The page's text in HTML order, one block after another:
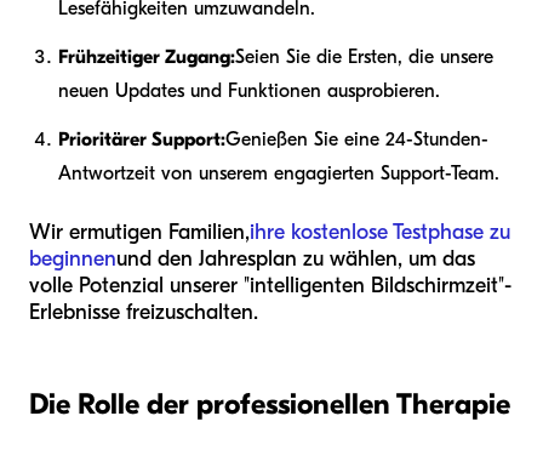
Lesefähigkeiten umzuwandeln.
Frühzeitiger Zugang:Seien Sie die Ersten, die unsere
neuen Updates und Funktionen ausprobieren.
Prioritärer Support:Genießen Sie eine 24-Stunden-
Antwortzeit von unserem engagierten Support-Team.
Wir ermutigen Familien,ihre kostenlose Testphase zu
beginnenund den Jahresplan zu wählen, um das
volle Potenzial unserer "intelligenten Bildschirmzeit"-
Erlebnisse freizuschalten.
Die Rolle der professionellen Therapie